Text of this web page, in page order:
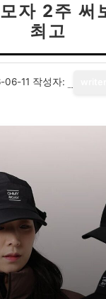
자 2주 써
최고
06-11 작성자: